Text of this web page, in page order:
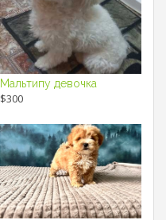
Мальтипу девочка
$300